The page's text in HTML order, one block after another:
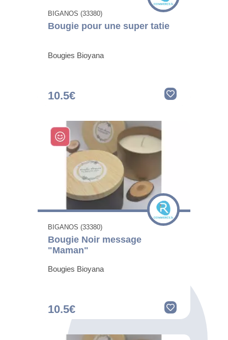
BIGANOS (33380)
Bougie pour une super tatie
Bougies Bioyana
10.5€
BIGANOS (33380)
Bougie Noir message
"Maman"
Bougies Bioyana
10.5€